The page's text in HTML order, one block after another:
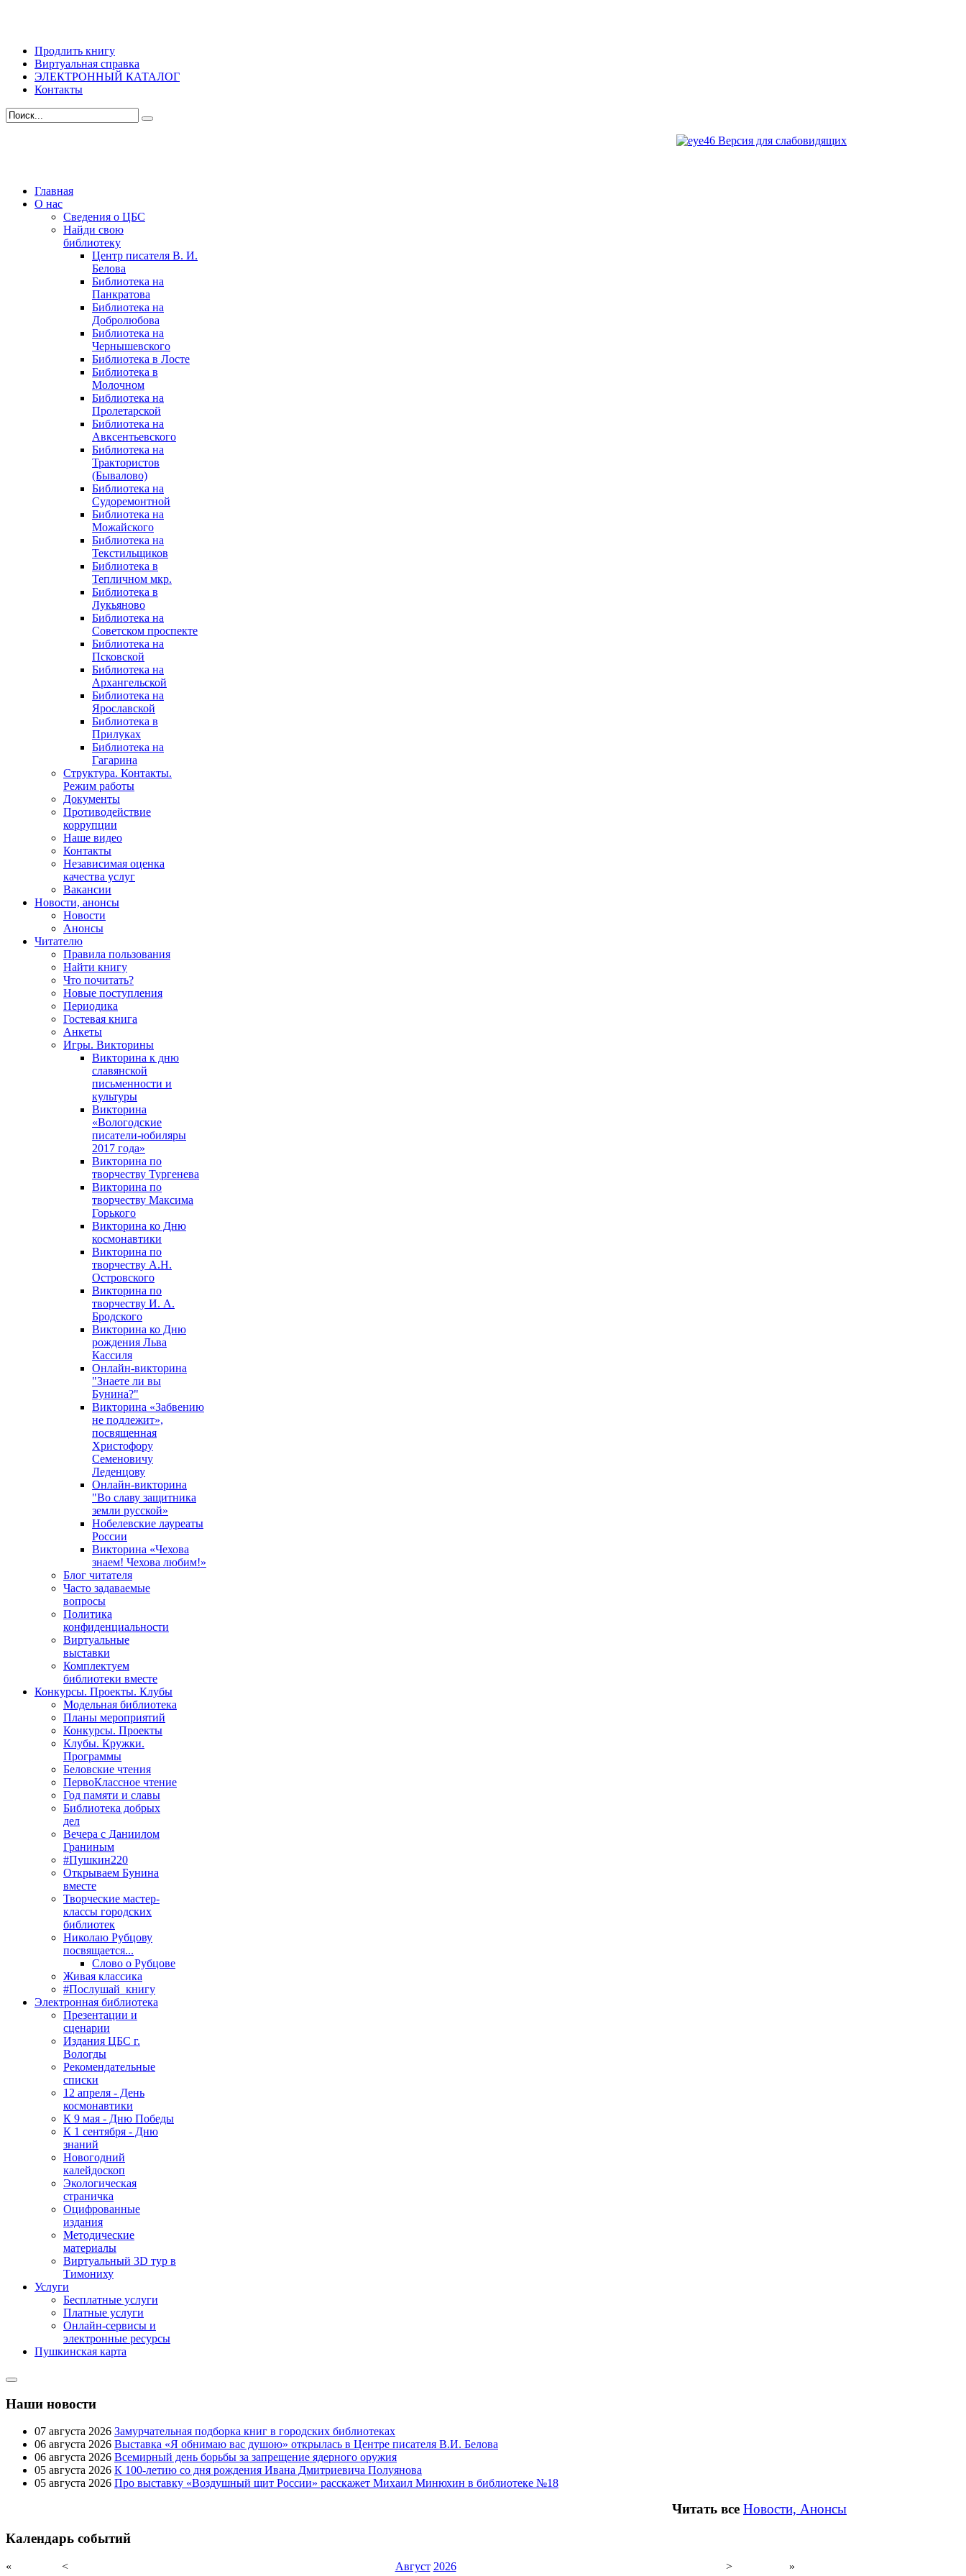
Продлить книгу
Виртуальная справка
ЭЛЕКТРОННЫЙ КАТАЛОГ
Контакты
Версия для слабовидящих
Главная
О нас
Сведения о ЦБС
Найди свою
библиотеку
Центр писателя В. И.
Белова
Библиотека на
Панкратова
Библиотека на
Добролюбова
Библиотека на
Чернышевского
Библиотека в Лосте
Библиотека в
Молочном
Библиотека на
Пролетарской
Библиотека на
Авксентьевского
Библиотека на
Трактористов
(Бывалово)
Библиотека на
Судоремонтной
Библиотека на
Можайского
Библиотека на
Текстильщиков
Библиотека в
Тепличном мкр.
Библиотека в
Лукьяново
Библиотека на
Советском проспекте
Библиотека на
Псковской
Библиотека на
Архангельской
Библиотека на
Ярославской
Библиотека в
Прилуках
Библиотека на
Гагарина
Структура. Контакты.
Режим работы
Документы
Противодействие
коррупции
Наше видео
Контакты
Независимая оценка
качества услуг
Вакансии
Новости, анонсы
Новости
Анонсы
Читателю
Правила пользования
Найти книгу
Что почитать?
Новые поступления
Периодика
Гостевая книга
Анкеты
Игры. Викторины
Викторина к дню
славянской
письменности и
культуры
Викторина
«Вологодские
писатели-юбиляры
2017 года»
Викторина по
творчеству Тургенева
Викторина по
творчеству Максима
Горького
Викторина ко Дню
космонавтики
Викторина по
творчеству А.Н.
Островского
Викторина по
творчеству И. А.
Бродского
Викторина ко Дню
рождения Льва
Кассиля
Онлайн-викторина
"Знаете ли вы
Бунина?"
Викторина «Забвению
не подлежит»,
посвященная
Христофору
Семеновичу
Леденцову
Онлайн-викторина
"Во славу защитника
земли русской»
Нобелевские лауреаты
России
Викторина «Чехова
знаем! Чехова любим!»
Блог читателя
Часто задаваемые
вопросы
Политика
конфиденциальности
Виртуальные
выставки
Комплектуем
библиотеки вместе
Конкурсы. Проекты. Клубы
Модельная библиотека
Планы мероприятий
Конкурсы. Проекты
Клубы. Кружки.
Программы
Беловские чтения
ПервоКлассное чтение
Год памяти и славы
Библиотека добрых
дел
Вечера с Даниилом
Граниным
#Пушкин220
Открываем Бунина
вместе
Творческие мастер-
классы городских
библиотек
Николаю Рубцову
посвящается...
Слово о Рубцове
Живая классика
#Послушай_книгу
Электронная библиотека
Презентации и
сценарии
Издания ЦБС г.
Вологды
Рекомендательные
списки
12 апреля - День
космонавтики
К 9 мая - Дню Победы
К 1 сентября - Дню
знаний
Новогодний
калейдоскоп
Экологическая
страничка
Оцифрованные
издания
Методические
материалы
Виртуальный 3D тур в
Тимониху
Услуги
Бесплатные услуги
Платные услуги
Онлайн-сервисы и
электронные ресурсы
Пушкинская карта
Наши новости
07 августа 2026 Замурчательная подборка книг в городских библиотеках
06 августа 2026 Выставка «Я обнимаю вас душою» открылась в Центре писателя В.И. Белова
06 августа 2026 Всемирный день борьбы за запрещение ядерного оружия
05 августа 2026 К 100-летию со дня рождения Ивана Дмитриевича Полуянова
05 августа 2026 Про выставку «Воздушный щит России» расскажет Михаил Минюхин в библиотеке №18
Читать все Новости, Анонсы
Календарь событий
« < Август 2026 > »